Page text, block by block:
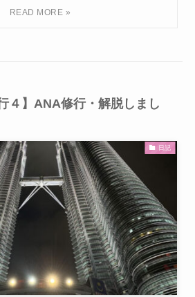
４】ANA修行・解脱しまし
日記